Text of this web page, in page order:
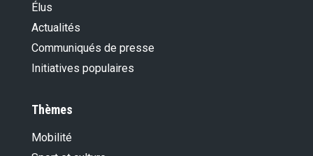
Élus
Actualités
Communiqués de presse
Initiatives populaires
Thèmes
Mobilité